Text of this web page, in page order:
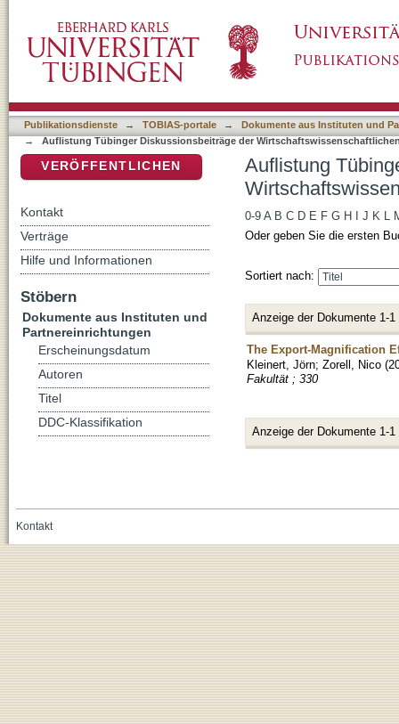
"Zorell, Nico"
Publikationsdienste → TOBIAS-portale →
Dokumente aus Instituten und
→
Auflistung Tübinger Diskussionsbeiträge der
Auflistung
0-9 A B C D E F G H J K L
Oder geben Sie die ersten
Sortiert nach:
Anzeige der Dokumente 1-1
The Export-Magnification
Kleinert, Jörn; Zorell, Nico (
Fakultät ; 330
Anzeige der Dokumente 1-1
VERÖFFENTLICHEN
Kontakt
Verträge
Hilfe und Informationen
Stöbern
Dokumente aus Instituten und
Partnereinrichtungen
Erscheinungsdatum
Autoren
Titel
DDC-Klassifikation
Kontakt